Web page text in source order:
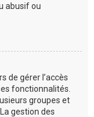
abusif ou
de gérer l’accès
fonctionnalités.
groupes et
gestion des